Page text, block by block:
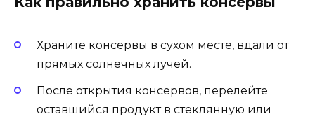
Храните консервы в сухом месте, вдали от
прямых солнечных лучей.
После открытия консервов, перелейте
оставшийся продукт в стеклянную или